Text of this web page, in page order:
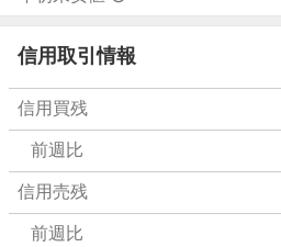
た
い
1
0
0
信用取引情報
信用買残
前週比
信用売残
前週比